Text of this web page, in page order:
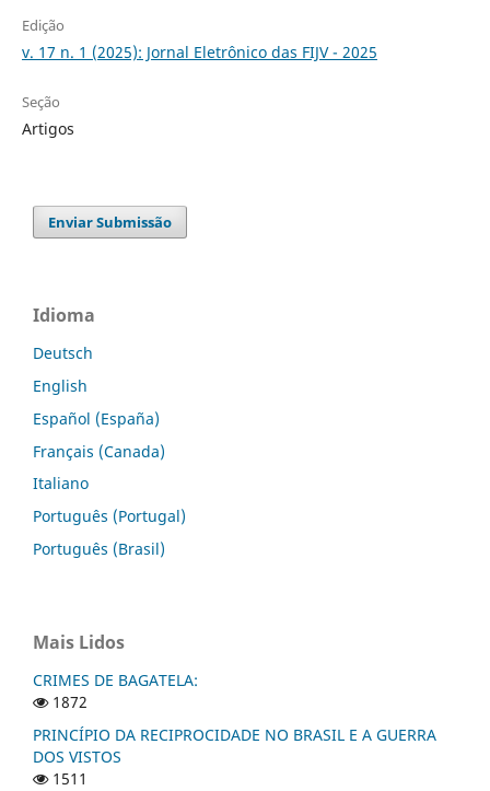
Edição
v. 17 n. 1 (2025): Jornal Eletrônico das FIJV - 2025
Seção
Artigos
Enviar Submissão
Idioma
Deutsch
English
Español (España)
Français (Canada)
Italiano
Português (Portugal)
Português (Brasil)
Mais Lidos
CRIMES DE BAGATELA:
1872
PRINCÍPIO DA RECIPROCIDADE NO BRASIL E A GUERRA
DOS VISTOS
1511